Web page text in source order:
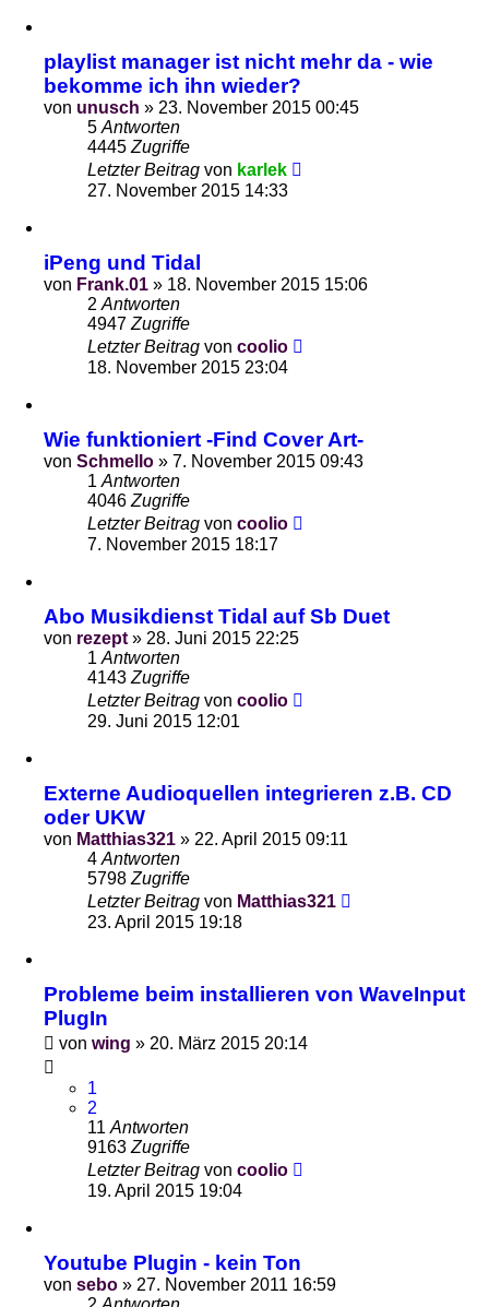
playlist manager ist nicht mehr da - wie
bekomme ich ihn wieder?
von unusch » 23. November 2015 00:45
5 Antworten
4445 Zugriffe
Letzter Beitrag von karlek
27. November 2015 14:33
iPeng und Tidal
von Frank.01 » 18. November 2015 15:06
2 Antworten
4947 Zugriffe
Letzter Beitrag von coolio
18. November 2015 23:04
Wie funktioniert -Find Cover Art-
von Schmello » 7. November 2015 09:43
1 Antworten
4046 Zugriffe
Letzter Beitrag von coolio
7. November 2015 18:17
Abo Musikdienst Tidal auf Sb Duet
von rezept » 28. Juni 2015 22:25
1 Antworten
4143 Zugriffe
Letzter Beitrag von coolio
29. Juni 2015 12:01
Externe Audioquellen integrieren z.B. CD
oder UKW
von Matthias321 » 22. April 2015 09:11
4 Antworten
5798 Zugriffe
Letzter Beitrag von Matthias321
23. April 2015 19:18
Probleme beim installieren von WaveInput
PlugIn
von wing » 20. März 2015 20:14
1
2
11 Antworten
9163 Zugriffe
Letzter Beitrag von coolio
19. April 2015 19:04
Youtube Plugin - kein Ton
von sebo » 27. November 2011 16:59